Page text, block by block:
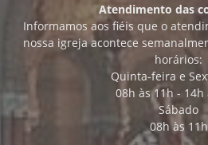
Atendimento das
Informamos aos fiéis que o
nossa igreja acontece
horários:
Quinta-feira e
08h às 11h - 14h
Sábado
08h às 11h